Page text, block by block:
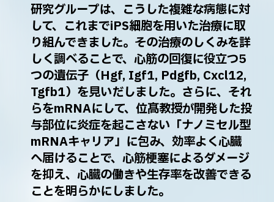
研究グループは、こうした複雑な病態に対
して、これまでiPS細胞を用いた治療に取
り組んできました。その治療のしくみを詳
しく調べることで、心筋の回復に役立つ5
つの遺伝子（Hgf, Igf1, Pdgfb, Cxcl12,
Tgfb1）を見いだしました。さらに、それ
らをmRNAにして、位髙教授が開発した投
与部位に炎症を起こさない「ナノミセル型
mRNAキャリア」に包み、効率よく心臓
へ届けることで、心筋梗塞によるダメージ
を抑え、心臓の働きや生存率を改善できる
ことを明らかにしました。